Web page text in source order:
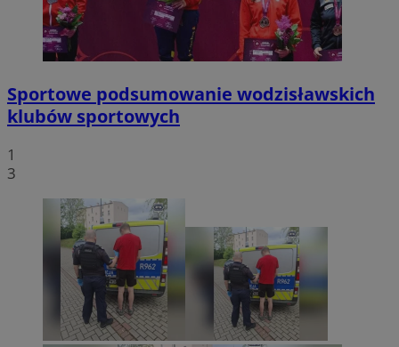
Sportowe podsumowanie wodzisławskich
klubów sportowych
1
3